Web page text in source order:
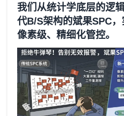
我们从统计学底层的逻
代B/S架构的斌果SPC
像素级、精细化管控。